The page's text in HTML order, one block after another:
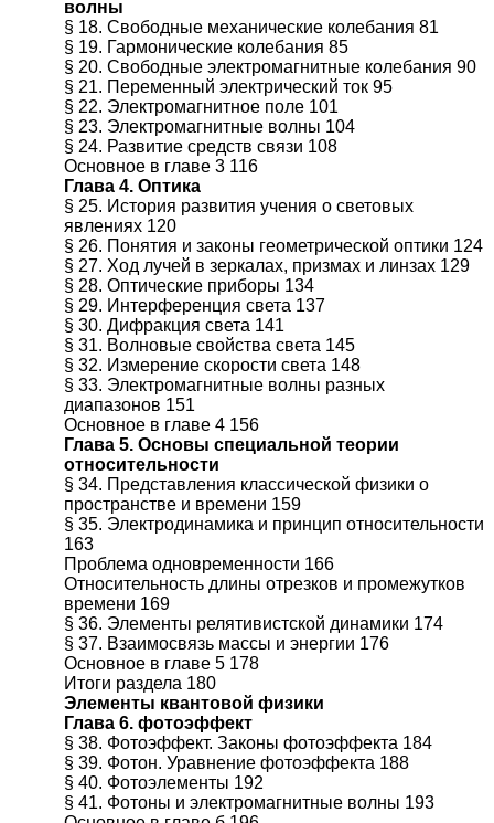
волны
§ 18. Свободные механические колебания 81
§ 19. Гармонические колебания 85
§ 20. Свободные электромагнитные колебания 90
§ 21. Переменный электрический ток 95
§ 22. Электромагнитное поле 101
§ 23. Электромагнитные волны 104
§ 24. Развитие средств связи 108
Основное в главе 3 116
Глава 4. Оптика
§ 25. История развития учения о световых
явлениях 120
§ 26. Понятия и законы геометрической оптики 124
§ 27. Ход лучей в зеркалах, призмах и линзах 129
§ 28. Оптические приборы 134
§ 29. Интерференция света 137
§ 30. Дифракция света 141
§ 31. Волновые свойства света 145
§ 32. Измерение скорости света 148
§ 33. Электромагнитные волны разных
диапазонов 151
Основное в главе 4 156
Глава 5. Основы специальной теории
относительности
§ 34. Представления классической физики о
пространстве и времени 159
§ 35. Электродинамика и принцип относительности
163
Проблема одновременности 166
Относительность длины отрезков и промежутков
времени 169
§ 36. Элементы релятивистской динамики 174
§ 37. Взаимосвязь массы и энергии 176
Основное в главе 5 178
Итоги раздела 180
Элементы квантовой физики
Глава 6. фотоэффект
§ 38. Фотоэффект. Законы фотоэффекта 184
§ 39. Фотон. Уравнение фотоэффекта 188
§ 40. Фотоэлементы 192
§ 41. Фотоны и электромагнитные волны 193